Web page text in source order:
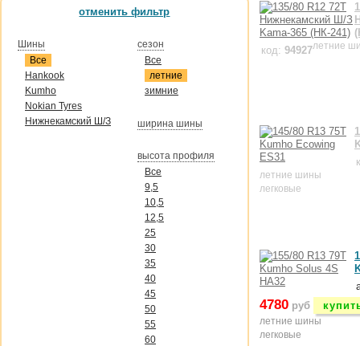
отменить фильтр
Шины
Все
Hankook
Kumho
Nokian Tyres
Нижнекамский Ш/З
сезон
Все
летние
зимние
ширина шины
высота профиля
Все
9,5
10,5
12,5
25
30
35
40
45
50
55
60
код: 94927летние
летние шины
легковые
4780 руб
летние шины
легковые